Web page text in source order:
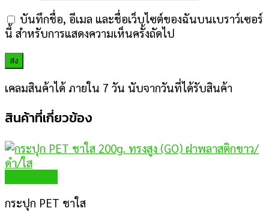
บันทึกชื่อ, อีเมล และชื่อเว็บไซต์ของฉันบนเบราว์เซอร์
นี้ สำหรับการแสดงความเห็นครั้งถัดไป
เคลมสินค้าได้ ภายใน 7 วัน นับจากวันที่ได้รับสินค้า
สินค้าที่เกี่ยวข้อง
กระปุก PET ชาใส